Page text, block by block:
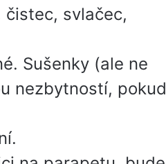
svlačec,
Sušenky (ale ne
nezbytností, pokud